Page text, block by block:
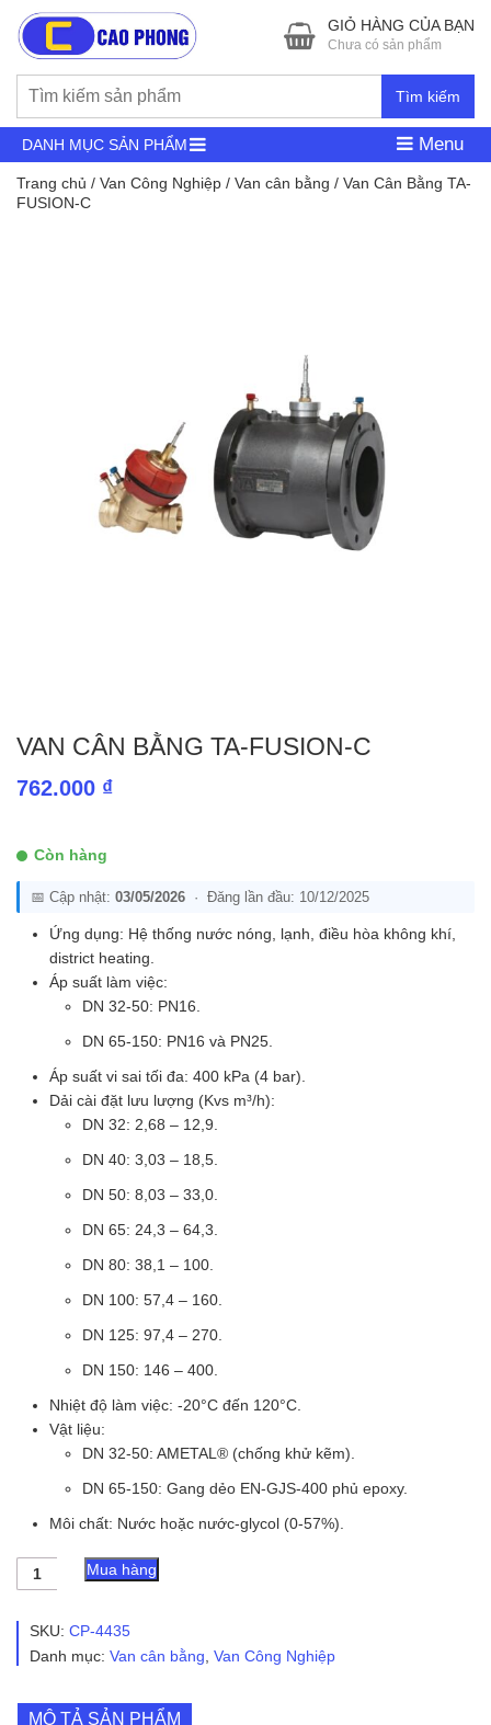
Tìm kiếm
GIỎ HÀNG CỦA BẠN
Chưa có sản phẩm
DANH MỤC SẢN PHẨM Menu
Trang chủ / Van Công Nghiệp / Van cân bằng / Van Cân Bằng TA-
FUSION-C
VAN CÂN BẰNG TA-FUSION-C
762.000 ₫
Còn hàng
📅 Cập nhật: 03/05/2026 · Đăng lần đầu: 10/12/2025
Ứng dụng: Hệ thống nước nóng, lạnh, điều hòa không khí,
district heating.
Áp suất làm việc:
DN 32-50: PN16.
DN 65-150: PN16 và PN25.
Áp suất vi sai tối đa: 400 kPa (4 bar).
Dải cài đặt lưu lượng (Kvs m³/h):
DN 32: 2,68 – 12,9.
DN 40: 3,03 – 18,5.
DN 50: 8,03 – 33,0.
DN 65: 24,3 – 64,3.
DN 80: 38,1 – 100.
DN 100: 57,4 – 160.
DN 125: 97,4 – 270.
DN 150: 146 – 400.
Nhiệt độ làm việc: -20°C đến 120°C.
Vật liệu:
DN 32-50: AMETAL® (chống khử kẽm).
DN 65-150: Gang dẻo EN-GJS-400 phủ epoxy.
Môi chất: Nước hoặc nước-glycol (0-57%).
Van
Cân
TA-
C
lượng
Mua hàng
SKU: CP-4435
Danh mục: Van cân bằng, Van Công Nghiệp
MÔ TẢ SẢN PHẨM